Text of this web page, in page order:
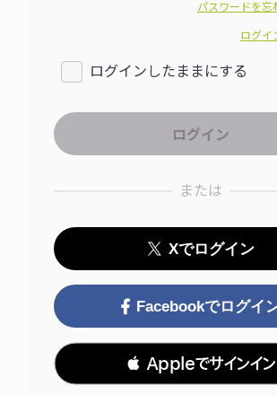
パスワードを忘
ログイ
ログインしたままにする
または
Xでログイン
Facebookでログイ
 Appleでサインイン